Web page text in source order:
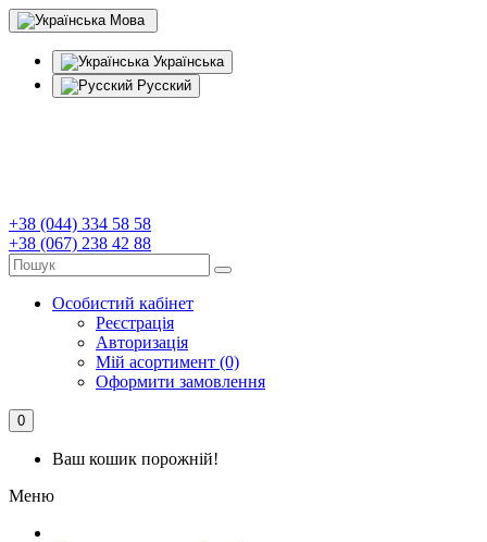
Мова
Українська
Русский
+38 (044) 334 58 58
+38 (067) 238 42 88
Особистий кабінет
Реєстрація
Авторизація
Мій асортимент (0)
Оформити замовлення
0
Ваш кошик порожній!
Меню